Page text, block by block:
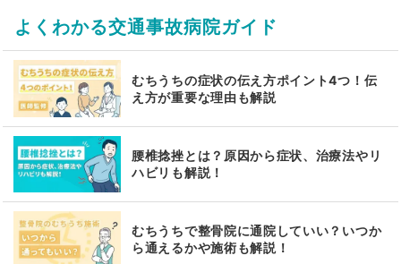
よくわかる交通事故病院ガイド
むちうちの症状の伝え方ポイント4つ！伝
え方が重要な理由も解説
腰椎捻挫とは？原因から症状、治療法やリ
ハビリも解説！
むちうちで整骨院に通院していい？いつか
ら通えるかや施術も解説！